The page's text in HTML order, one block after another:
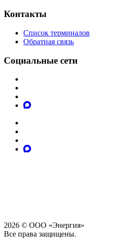
Контакты
Список терминалов
Обратная связь
Социальные сети
2026 © ООО «Энергия»
Все права защищены.